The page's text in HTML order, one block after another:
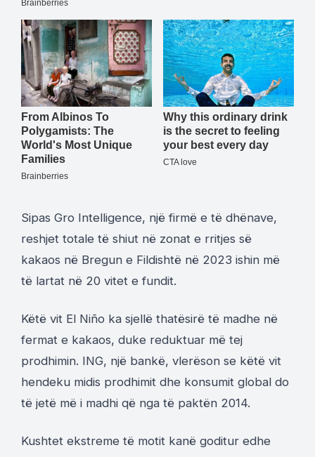
Sipas Gro Intelligence, një firmë e të dhënave,
reshjet totale të shiut në zonat e rritjes së
kakaos në Bregun e Fildishtë në 2023 ishin më
të lartat në 20 vitet e fundit.
Këtë vit El Niño ka sjellë thatësirë ​​të madhe në
fermat e kakaos, duke reduktuar më tej
prodhimin. ING, një bankë, vlerëson se këtë vit
hendeku midis prodhimit dhe konsumit global do
të jetë më i madhi që nga të paktën 2014.
Kushtet ekstreme të motit kanë goditur edhe